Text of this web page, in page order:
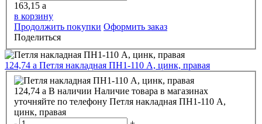
163,15 a
в корзину
Продолжить покупки Оформить заказ
Поделиться
124,74 a Петля накладная ПН1-110 А, цинк, правая
124,74 a В наличии Наличие товара в магазинах
уточняйте по телефону Петля накладная ПН1-110 А,
цинк, правая